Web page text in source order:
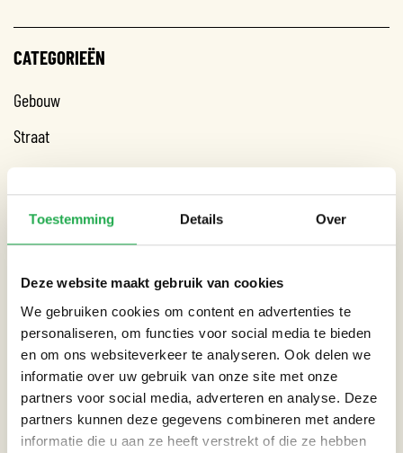
Toestemming Details Over
Deze website maakt gebruik van cookies
We gebruiken cookies om content en advertenties te
personaliseren, om functies voor social media te bieden
en om ons websiteverkeer te analyseren. Ook delen we
informatie over uw gebruik van onze site met onze
partners voor social media, adverteren en analyse. Deze
partners kunnen deze gegevens combineren met andere
informatie die u aan ze heeft verstrekt of die ze hebben
CATEGORIEËN
Gebouw
Straat
Extreme neerslag
Terug naar agenda